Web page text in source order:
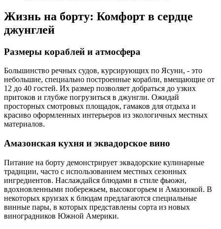
Жизнь на борту: Комфорт в сердце
джунглей
Размеры кораблей и атмосфера
Большинство речных судов, курсирующих по Ясуни, - это
небольшие, специально построенные корабли, вмещающие от
12 до 40 гостей. Их размер позволяет добраться до узких
притоков и глубже погрузиться в джунгли. Ожидай
просторных смотровых площадок, гамаков для отдыха и
красиво оформленных интерьеров из экологичных местных
материалов.
Амазонская кухня и эквадорское вино
Питание на борту демонстрирует эквадорские кулинарные
традиции, часто с использованием местных сезонных
ингредиентов. Наслаждайся блюдами в стиле фьюжн,
вдохновленными побережьем, высокогорьем и Амазонкой. В
некоторых круизах к блюдам предлагаются специальные
винные пары, в которых представлены сорта из новых
виноградников Южной Америки.